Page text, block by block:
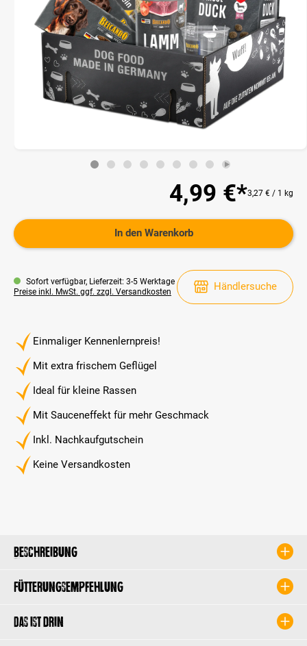
Einmaliger Kennenlernpreis!
Mit extra frischem Geflügel
Ideal für kleine Rassen
Mit Sauceneffekt für mehr Geschmack
Inkl. Nachkaufgutschein
Keine Versandkosten
4,99 €*3,27 € / 1 kg
In den Warenkorb
Sofort verfügbar, Lieferzeit: 3-5 Werktage
Preise inkl. MwSt. ggf. zzgl. Versandkosten
Händlersuche
Beschreibung
Fütterungsempfehlung
Das ist drin